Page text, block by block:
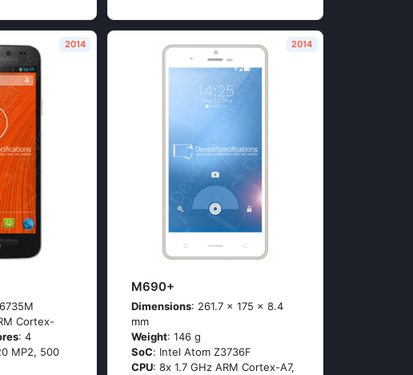
2014
Соrtех-
: 4
MP2, 500
2014
M690+
Dimensions: 261.7 x 175 x 8.4
mm
Weight: 146 g
SoC: Ιntеl Аtоm Ζ3736F
CPU: 8х 1.7 GНz АRМ Соrtех-А7,